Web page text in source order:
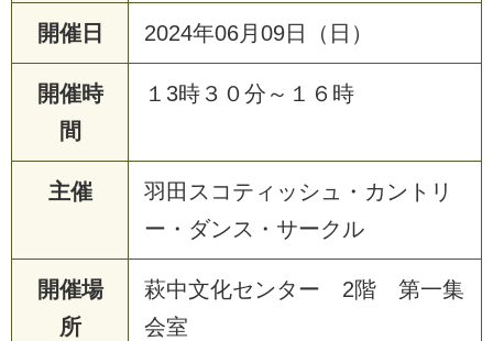
開催日 2024年06月09日（日）
開催時
間
１3時３０分～１６時
主催
羽田スコティッシュ・カントリ
ー・ダンス・サークル
開催場
所
萩中文化センター 2階 第一集
会室